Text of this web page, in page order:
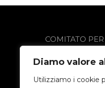
Diamo valore
Utilizziamo i cookie
COMITATO
24021 Albino
Privacy Policy